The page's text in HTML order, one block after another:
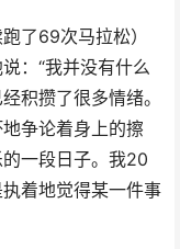
了69次马拉松）
：“我并没有什么
积攒了很多情绪。
争论着身上的擦
一段日子。我20
着地觉得某一件事